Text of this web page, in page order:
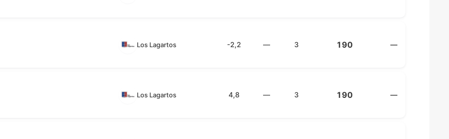
Los Lagartos -2,2 — 3 190 —
Los Lagartos 4,8 — 3 190 —